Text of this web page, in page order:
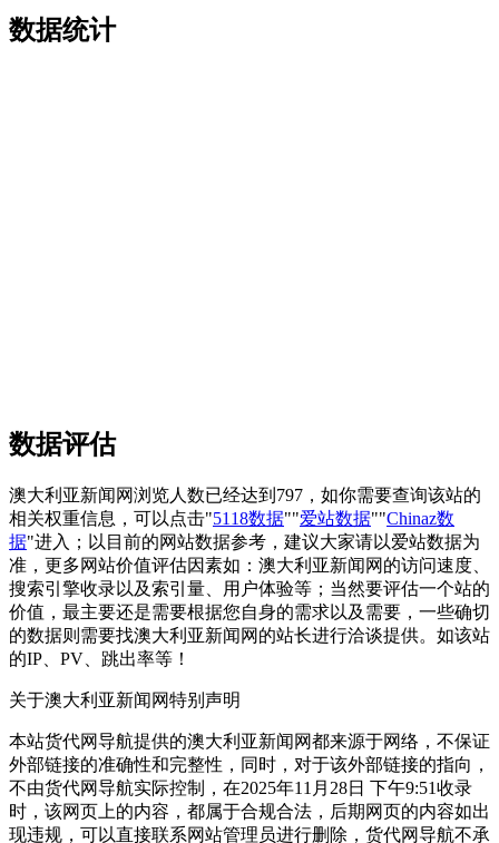
数据统计
数据评估
澳大利亚新闻网浏览人数已经达到797，如你需要查询该站的
相关权重信息，可以点击"5118数据""爱站数据""Chinaz数
据"进入；以目前的网站数据参考，建议大家请以爱站数据为
准，更多网站价值评估因素如：澳大利亚新闻网的访问速度、
搜索引擎收录以及索引量、用户体验等；当然要评估一个站的
价值，最主要还是需要根据您自身的需求以及需要，一些确切
的数据则需要找澳大利亚新闻网的站长进行洽谈提供。如该站
的IP、PV、跳出率等！
关于澳大利亚新闻网特别声明
本站货代网导航提供的澳大利亚新闻网都来源于网络，不保证
外部链接的准确性和完整性，同时，对于该外部链接的指向，
不由货代网导航实际控制，在2025年11月28日 下午9:51收录
时，该网页上的内容，都属于合规合法，后期网页的内容如出
现违规，可以直接联系网站管理员进行删除，货代网导航不承